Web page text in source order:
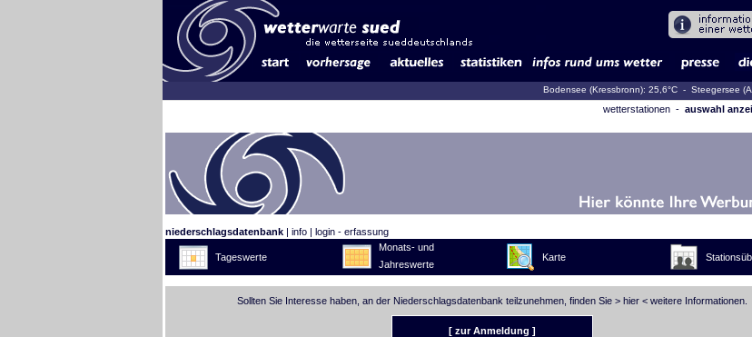
Bodensee (Kressbronn): 25,6°C - Steegersee
wetterstationen - auswahl
niederschlagsdatenbank| info| login - erfassung
Tageswerte
Monats- und
Jahreswerte
Karte
Sollten Sie Interesse haben, an der Niederschlagsdatenbank teilzunehmen, finden Sie > hier< weitere Informationen.
[ zur Anmeldung ]